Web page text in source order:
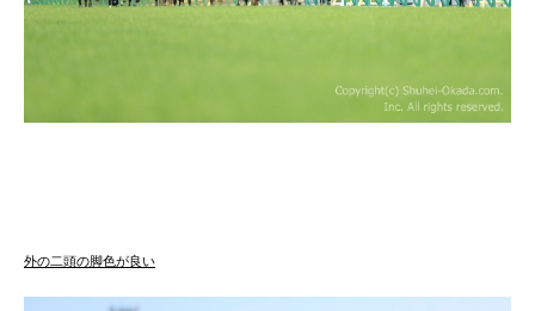
外の二頭の脚色が良い